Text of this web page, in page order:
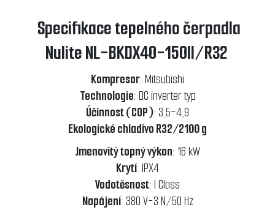
Specifikace tepelného čerpadla
Nulite NL-BKDX40-150II/R32
Kompresor: Mitsubishi
Technologie: DC inverter typ
Účinnost (COP): 3,5-4,9
Ekologické chladivo R32/2100 g
Jmenovitý topný výkon: 16 kW
Krytí: IPX4
Vodotěsnost: I Class
Napájení: 380 V-3 N/50 Hz